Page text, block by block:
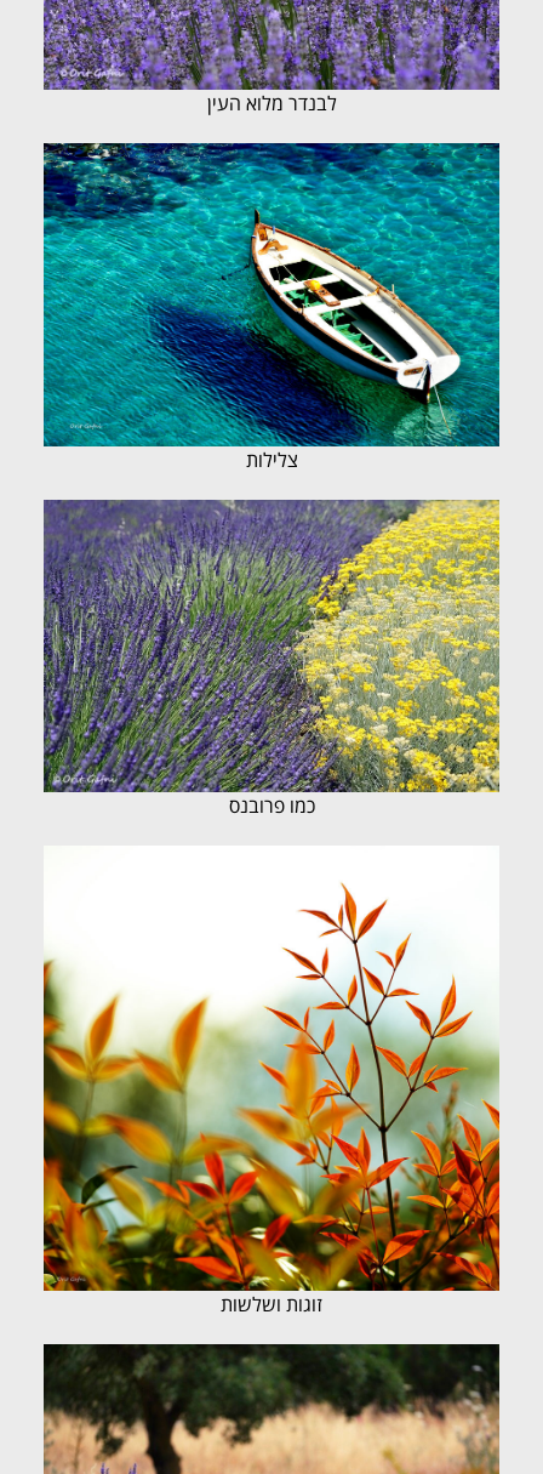
לבנדר מלוא העין
צלילות
כמו פרובנס
זוגות ושלשות